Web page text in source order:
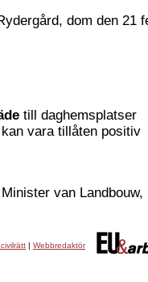
dom den 21
till daghemsplatser
vara tillåten positiv
van Landbouw,
| Webbredaktör